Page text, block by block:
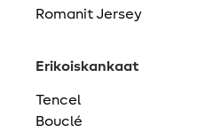
Romanit Jersey
Erikoiskankaat
Tencel
Bouclé